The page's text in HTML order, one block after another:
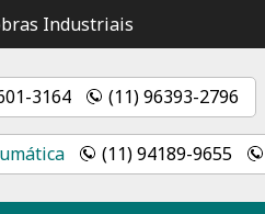
Industriais
3164 (11) 96393-2796
(11) 94189-9655